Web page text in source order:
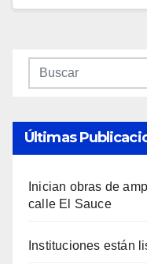
Últimas
Inician obras de
calle El Sauce
Instituciones están